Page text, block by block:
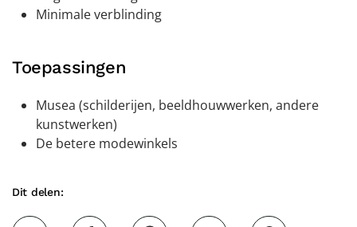
Minimale verblinding
Toepassingen
Musea (schilderijen, beeldhouwwerken, andere
kunstwerken)
De betere modewinkels
Dit delen: